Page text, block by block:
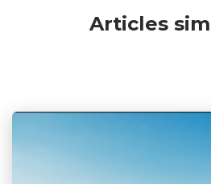
Articles